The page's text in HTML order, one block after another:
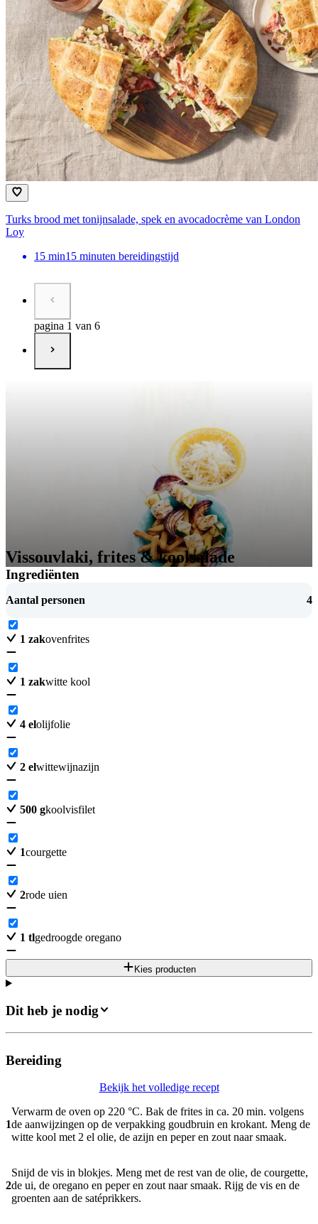
Turks brood met tonijnsalade, spek en avocadocrème van London
Loy
15 min15 minuten bereidingstijd
pagina 1 van 6
Vissouvlaki, frites & koolsalade
Ingrediënten
Aantal personen 4
1 zakovenfrites
1 zakwitte kool
4 elolijfolie
2 elwittewijnazijn
500 gkoolvisfilet
1courgette
2rode uien
1 tlgedroogde oregano
Kies producten
Dit heb je nodig
Bereiding
Bekijk het volledige recept
1
Verwarm de oven op 220 °C. Bak de frites in ca. 20 min. volgens
de aanwijzingen op de verpakking goudbruin en krokant. Meng de
witte kool met 2 el olie, de azijn en peper en zout naar smaak.
2
Snijd de vis in blokjes. Meng met de rest van de olie, de courgette,
de ui, de oregano en peper en zout naar smaak. Rijg de vis en de
groenten aan de satéprikkers.